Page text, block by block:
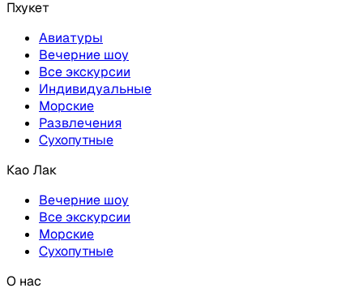
Пхукет
Авиатуры
Вечерние шоу
Все экскурсии
Индивидуальные
Морские
Развлечения
Сухопутные
Као Лак
Вечерние шоу
Все экскурсии
Морские
Сухопутные
О нас